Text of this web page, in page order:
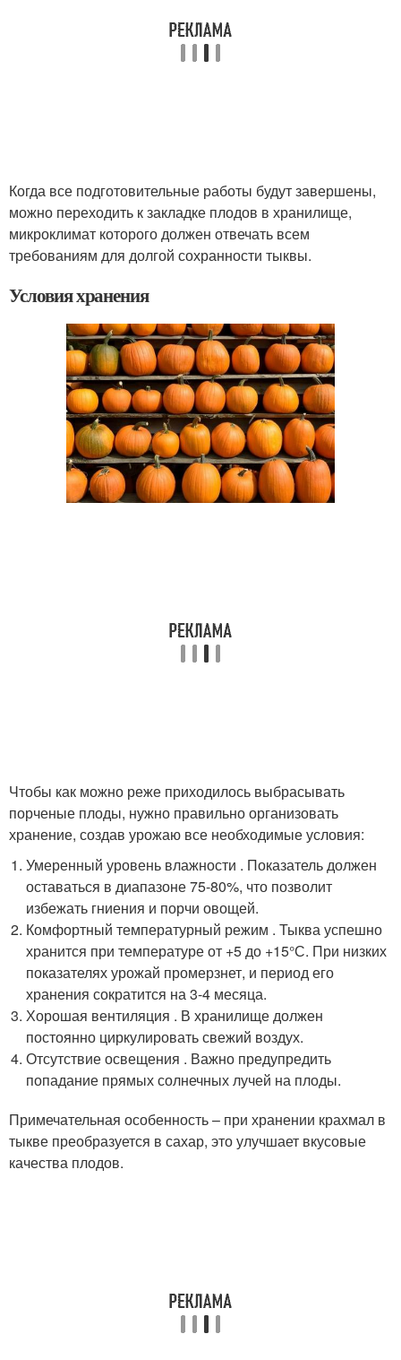
Когда все подготовительные работы будут завершены,
можно переходить к закладке плодов в хранилище,
микроклимат которого должен отвечать всем
требованиям для долгой сохранности тыквы.
Условия хранения
Чтобы как можно реже приходилось выбрасывать
порченые плоды, нужно правильно организовать
хранение, создав урожаю все необходимые условия:
Умеренный уровень влажности . Показатель должен
оставаться в диапазоне 75-80%, что позволит
избежать гниения и порчи овощей.
Комфортный температурный режим . Тыква успешно
хранится при температуре от +5 до +15°С. При низких
показателях урожай промерзнет, и период его
хранения сократится на 3-4 месяца.
Хорошая вентиляция . В хранилище должен
постоянно циркулировать свежий воздух.
Отсутствие освещения . Важно предупредить
попадание прямых солнечных лучей на плоды.
Примечательная особенность – при хранении крахмал в
тыкве преобразуется в сахар, это улучшает вкусовые
качества плодов.